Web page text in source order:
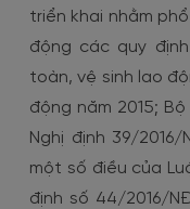
triển khai nhằm
động các quy
toàn, vệ sinh lao
động năm 2015;
Nghị định 39/
một số điều của
định số 44/2016/